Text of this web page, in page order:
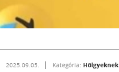
2025.09.05. Kategória: Hölgyeknek